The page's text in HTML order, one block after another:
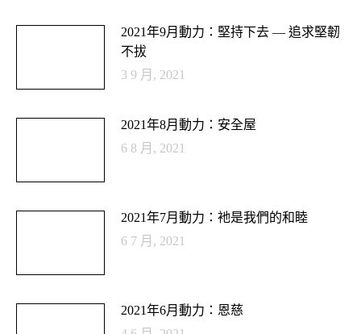
2021年9月動力：堅持下去 — 追求堅韌
不拔
3 9 月, 2021
2021年8月動力：安全屋
6 8 月, 2021
2021年7月動力：衪是我們的和睦
6 7 月, 2021
2021年6月動力：恩慈